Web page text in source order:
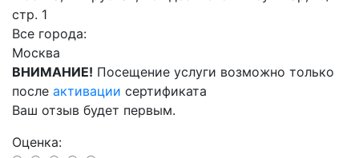
стр. 1
Все города:
Москва
ВНИМАНИЕ! Посещение услуги возможно только
после активации сертификата
Ваш отзыв будет первым.
Оценка: